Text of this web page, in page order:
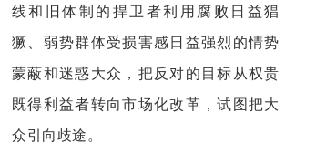
线和旧体制的捍卫者利用腐败日益猖
獗、弱势群体受损害感日益强烈的情势
蒙蔽和迷惑大众，把反对的目标从权贵
既得利益者转向市场化改革，试图把大
众引向歧途。